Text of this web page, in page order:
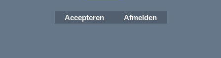
Accepteren Afmelden